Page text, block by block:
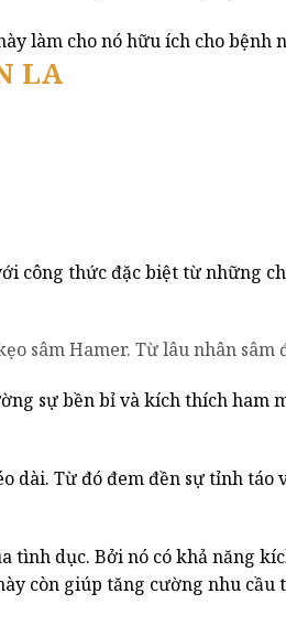
làm cho nó hữu ích cho bệnh
LA
công thức đặc biệt từ những
sâm Hamer. Từ lâu nhân sâm
sự bền bỉ và kích thích ham
dài. Từ đó đem đền sự tỉnh táo
tình dục. Bởi nó có khả năng
còn giúp tăng cường nhu cầu